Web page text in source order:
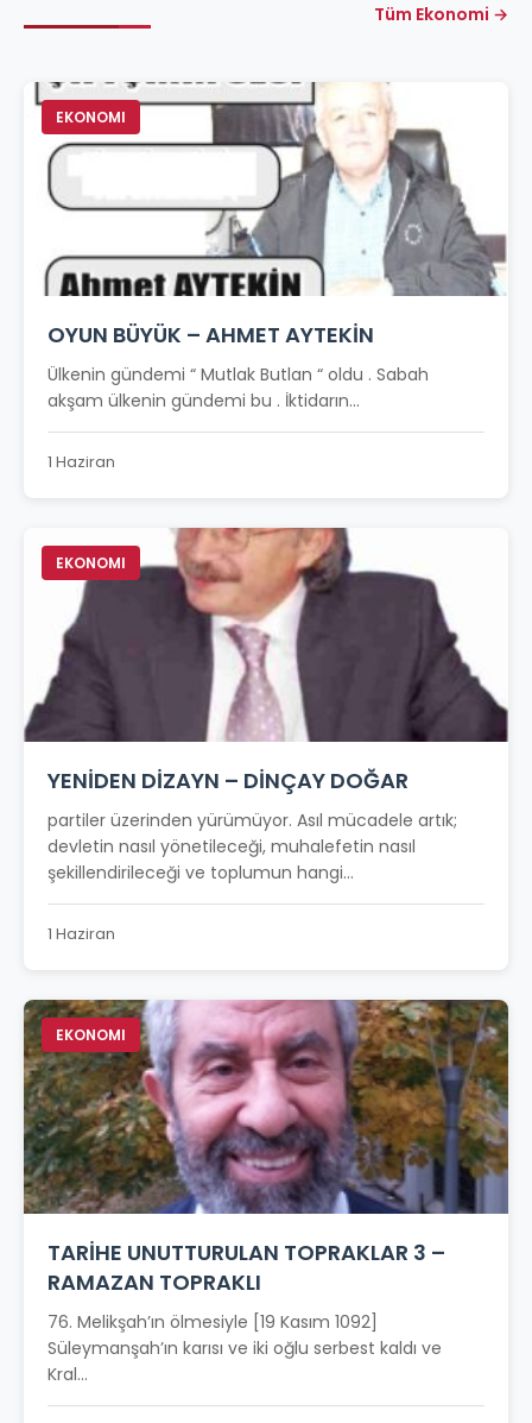
Tüm Ekonomi →
EKONOMI
OYUN BÜYÜK – AHMET AYTEKİN
Ülkenin gündemi “ Mutlak Butlan “ oldu . Sabah
akşam ülkenin gündemi bu . İktidarın...
1 Haziran
EKONOMI
YENİDEN DİZAYN – DİNÇAY DOĞAR
partiler üzerinden yürümüyor. Asıl mücadele artık;
devletin nasıl yönetileceği, muhalefetin nasıl
şekillendirileceği ve toplumun hangi...
1 Haziran
EKONOMI
TARİHE UNUTTURULAN TOPRAKLAR 3 –
RAMAZAN TOPRAKLI
76. Melikşah’ın ölmesiyle [19 Kasım 1092]
Süleymanşah’ın karısı ve iki oğlu serbest kaldı ve
Kral...